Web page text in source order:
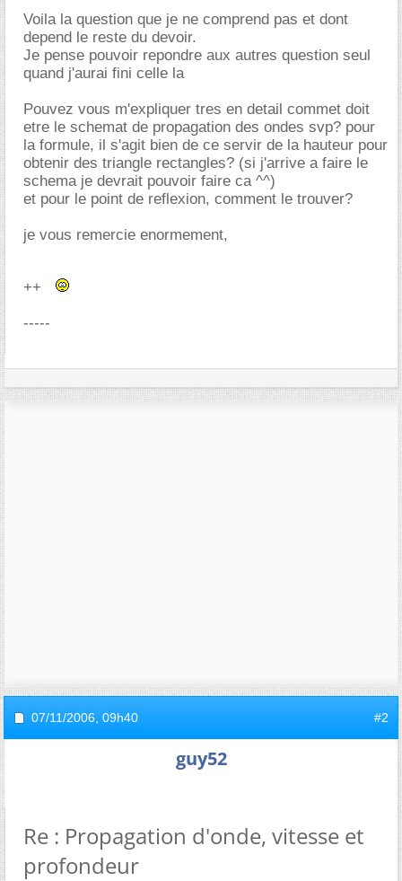
Voila la question que je ne comprend pas et dont
depend le reste du devoir.
Je pense pouvoir repondre aux autres question seul
quand j'aurai fini celle la
Pouvez vous m'expliquer tres en detail commet doit
etre le schemat de propagation des ondes svp? pour
la formule, il s'agit bien de ce servir de la hauteur pour
obtenir des triangle rectangles? (si j'arrive a faire le
schema je devrait pouvoir faire ca ^^)
et pour le point de reflexion, comment le trouver?
je vous remercie enormement,
++
-----
07/11/2006, 09h40 #2
guy52
Re : Propagation d'onde, vitesse et
profondeur